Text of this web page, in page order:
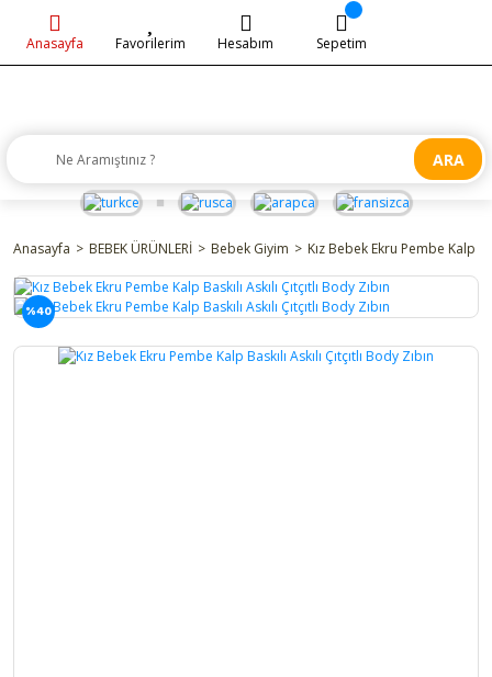
ARA
Anasayfa Favorilerim Hesabım Sepetim
Anasayfa BEBEK ÜRÜNLERİ Bebek Giyim Kız Bebek Ekru Pembe Kalp
%40